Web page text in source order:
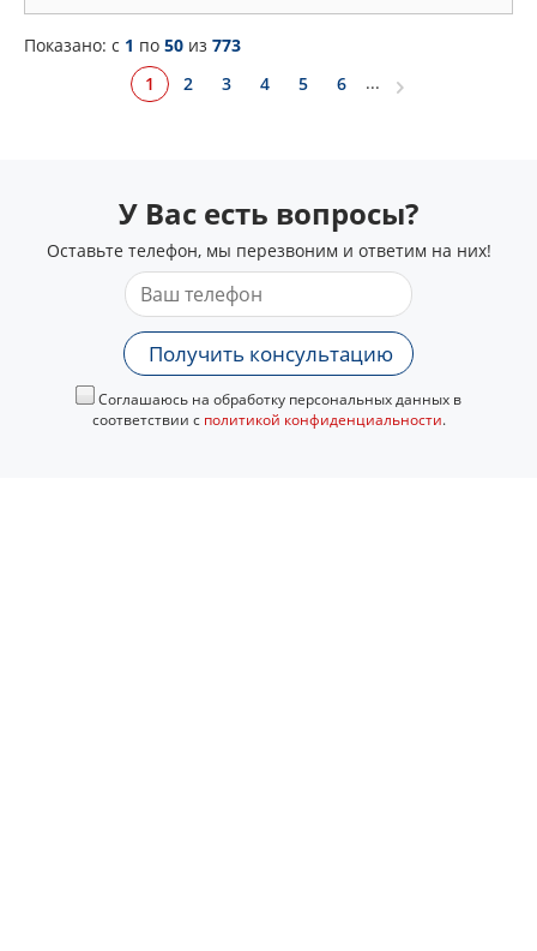
Показано: c 1 по 50 из 773
1
2 3 4 5 6 ...
У Вас есть вопросы?
Оставьте телефон, мы перезвоним и ответим на них!
Получить консультацию
Соглашаюсь на обработку персональных данных в
соответствии с политикой конфиденциальности.